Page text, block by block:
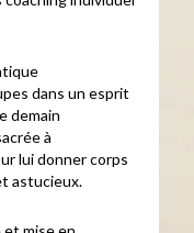
dans un esprit
demain
à
lui donner corps
astucieux.